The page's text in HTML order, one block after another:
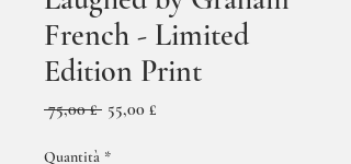
French - Limited
Edition Print
75,00 £ Prezzo
55,00 £
Quantità *